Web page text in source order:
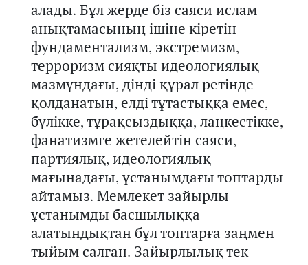
алады. Бұл жерде біз саяси ислам
анықтамасының ішіне кіретін
фундаментализм, экстремизм,
терроризм сияқты идеологиялық
мазмұндағы, дінді құрал ретінде
қолданатын, елді тұтастыққа емес,
бүлікке, тұрақсыздыққа, лаңкестікке,
фанатизмге жетелейтін саяси,
партиялық, идеологиялық
мағынадағы,ұстанымдағы топтарды
айтамыз. Мемлекет зайырлы
ұстанымды басшылыққа
алатындықтан бұл топтарға заңмен
тыйым салған. Зайырлылық тек